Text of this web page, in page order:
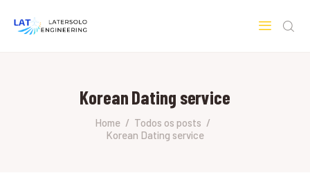
Korean Dating service
Home
Todos os posts
Korean Dating service
HOME
SOBRE A LATERSOLO
ENGINEERING